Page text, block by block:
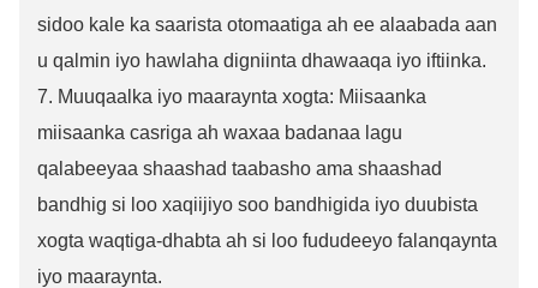
sidoo kale ka saarista otomaatiga ah ee alaabada aan
u qalmin iyo hawlaha digniinta dhawaaqa iyo iftiinka.
7. Muuqaalka iyo maaraynta xogta: Miisaanka
miisaanka casriga ah waxaa badanaa lagu
qalabeeyaa shaashad taabasho ama shaashad
bandhig si loo xaqiijiyo soo bandhigida iyo duubista
xogta waqtiga-dhabta ah si loo fududeeyo falanqaynta
iyo maaraynta.